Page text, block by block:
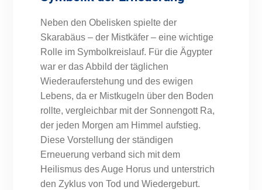
Neben den Obelisken spielte der
Skarabäus – der Mistkäfer – eine wichtige
Rolle im Symbolkreislauf. Für die Ägypter
war er das Abbild der täglichen
Wiederauferstehung und des ewigen
Lebens, da er Mistkugeln über den Boden
rollte, vergleichbar mit der Sonnengott Ra,
der jeden Morgen am Himmel aufstieg.
Diese Vorstellung der ständigen
Erneuerung verband sich mit dem
Heilismus des Auge Horus und unterstrich
den Zyklus von Tod und Wiedergeburt.